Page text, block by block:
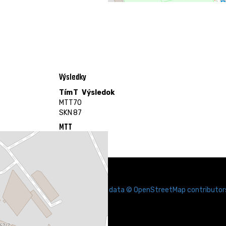
Map data © OpenStreetMap
Výsledky
TímT Výsledok
MTT70
SKN 87
MTT